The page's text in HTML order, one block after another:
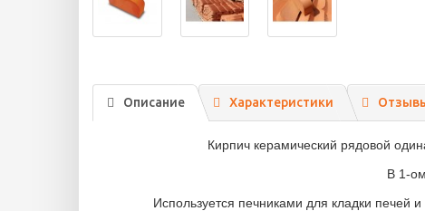
Описание Характеристики
Кирпич керамический рядовой
В 1-
Используется печниками для кладки печей